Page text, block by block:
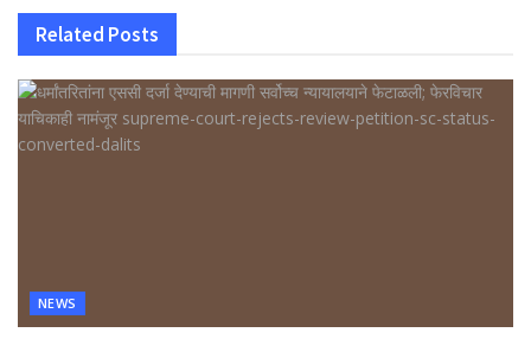
Related Posts
NEWS